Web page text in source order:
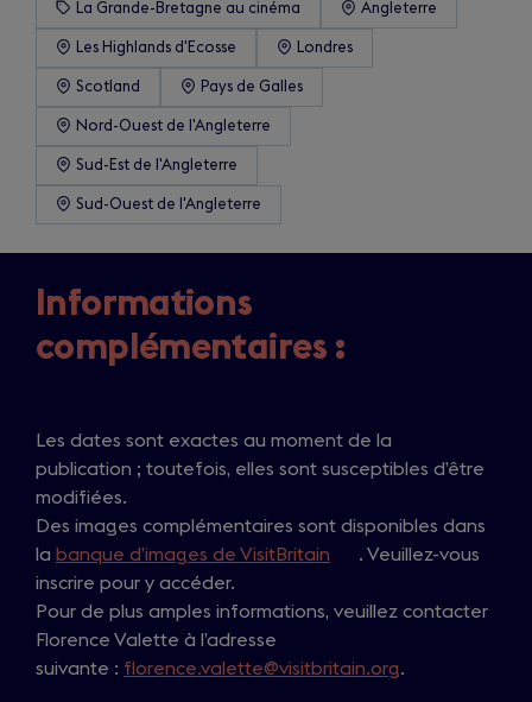
La Grande-Bretagne au cinéma Angleterre
Les Highlands d'Ecosse Londres
Scotland Pays de Galles
Nord-Ouest de l'Angleterre
Sud-Est de l'Angleterre
Sud-Ouest de l'Angleterre
Informations
complémentaires :
Les dates sont exactes au moment de la
publication ; toutefois, elles sont susceptibles d’être
modifiées.
Des images complémentaires sont disponibles dans
la banque d’images de VisitBritain
p
n
. Veuillez-vous
inscrire pour y accéder.
Pour de plus amples informations, veuillez contacter
Florence Valette à l’adresse
suivante : florence.valette@visitbritain.org.